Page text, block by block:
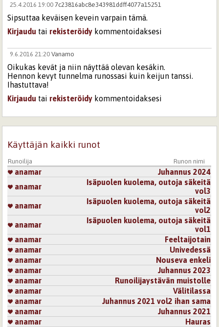
25.4.2016 19:00 7c23816abc8e343981ddff4077a15251
Sipsuttaa keväisen kevein varpain tämä.
Kirjaudu tai rekisteröidy kommentoidaksesi
9.6.2016 21:20 Vanamo
Oikukas kevät ja niin näyttää olevan kesäkin.
Hennon kevyt tunnelma runossasi kuin keijun tanssi.
Ihastuttava!
Kirjaudu tai rekisteröidy kommentoidaksesi
Käyttäjän kaikki runot
Runoilija Runon nimi
anamar
Juhannus 2024
anamar
Isäpuolen kuolema, outoja säkeitä
vol3
anamar
Isäpuolen kuolema, outoja säkeitä
vol2
anamar
Isäpuolen kuolema, outoja säkeitä
vol1
anamar
Feeltaijotain
anamar
Univedessä
anamar
Nouseva enkeli
anamar
Juhannus 2023
anamar
Runoilijaystävän muistolle
anamar
Välitilassa
anamar
Juhannus 2021 vol2 ihan sama
anamar
Juhannus 2021
anamar
Hauras